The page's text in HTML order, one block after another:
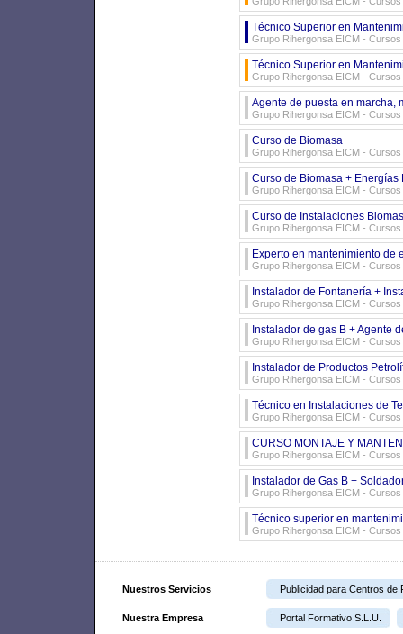
Técnico Superior en
Grupo Rihergonsa EICM -
Técnico Superior en
Grupo Rihergonsa EICM -
Agente de puesta en marcha,
Grupo Rihergonsa EICM -
Curso de Biomasa
Grupo Rihergonsa EICM -
Curso de Biomasa + Energías
Grupo Rihergonsa EICM -
Curso de Instalaciones
Grupo Rihergonsa EICM -
Experto en mantenimiento de
Grupo Rihergonsa EICM -
Instalador de Fontanería +
Grupo Rihergonsa EICM -
Instalador de gas B + Agente
Grupo Rihergonsa EICM -
Instalador de Productos
Grupo Rihergonsa EICM -
Técnico en Instalaciones de
Grupo Rihergonsa EICM -
CURSO MONTAJE Y
Grupo Rihergonsa EICM -
Instalador de Gas B +
Grupo Rihergonsa EICM -
Técnico superior en
Grupo Rihergonsa EICM -
Nuestros Servicios Publicidad para Centros de
Nuestra Empresa Portal Formativo S.L.U.